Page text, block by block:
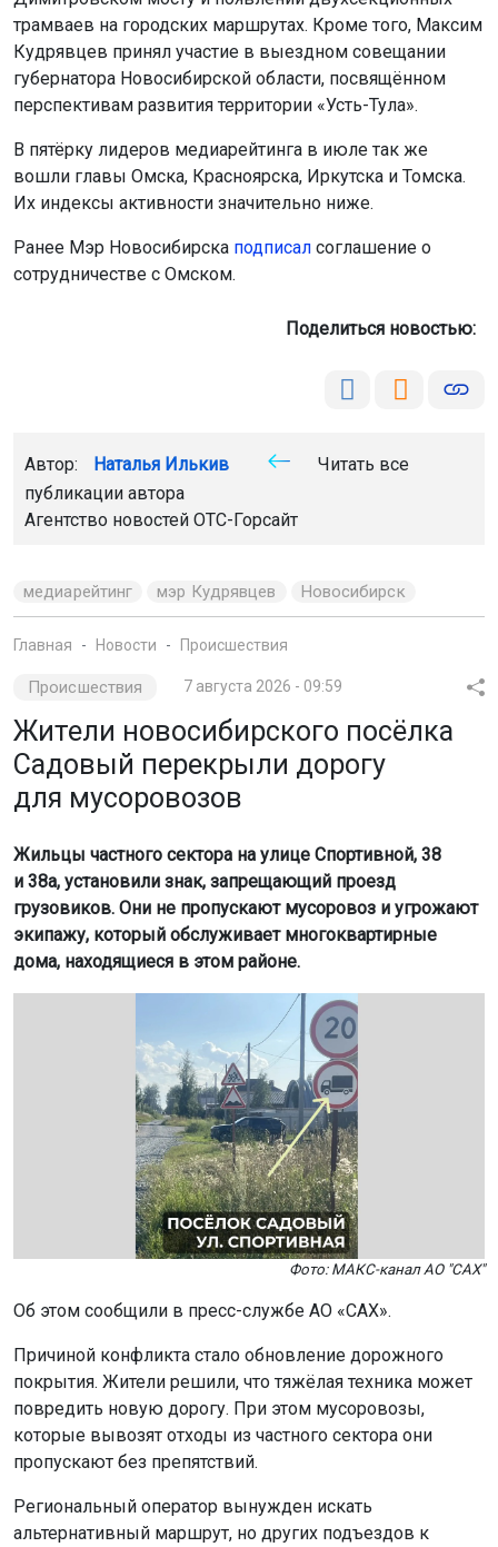
Автор: Наталья Илькив
Читать все
Агентство новостейОТС-Горсайт
Главная Новости Происшествия
7 августа 2026 - 09:59
Садовый перекрыли дорогу
Жильцы частного сектора на улице Спортивной, 38
и 38а, установили знак, запрещающий проезд
дома, находящиеся в этом районе.
Фото: МАКС-канал АО "САХ"
Об этом сообщили в пресс-службе АО «САХ».
покрытия. Жители решили, что тяжёлая техника может
повредить новую дорогу. При этом мусоровозы,
которые вывозят отходы из частного сектора они
пропускают без препятствий.
Региональный оператор вынужден искать
альтернативный маршрут, но других подъездов к
контейнерной площадке многоквартирных домов нет.
Единственный возможный путь через лесополосу
слишком узкий и небезопасный для спецтехники.
построитьмусороперегрузочную станцию.
Поделиться новостью:
Автор: Наталья Илькив
Читать все
публикации автора